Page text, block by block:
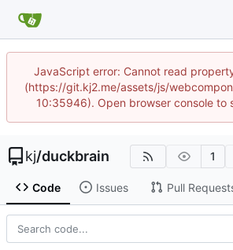
JavaScript error: Cannot read
(https://git.kj2.me/assets/js/
10:35946). Open browser console to
kj/duckbrain 1
Code Issues Pull